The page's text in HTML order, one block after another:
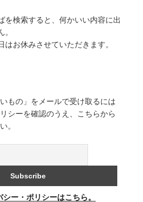
を検索すると、何かいい内容に出
はお休みさせていただきます。
もの」をメールで受け取るには
シーを確認のうえ、こちらから
。
シー・ポリシーはこちら。